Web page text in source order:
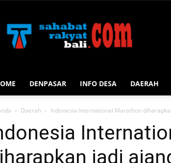
Rakyat
Bali
DENPASAR INFO DESA DAERAH
Daerah Indonesia International Marathon
jadi